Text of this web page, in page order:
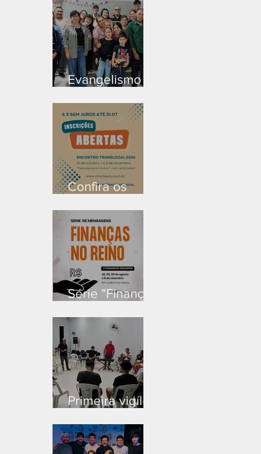
Evangelismo
Confira os
Série "Finanças
Primeira vigília